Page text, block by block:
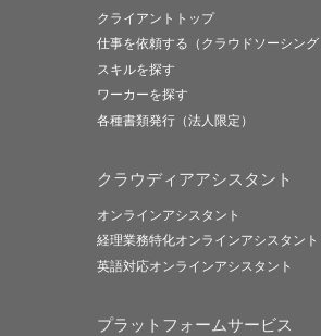
クライアントトップ
仕事を依頼する（クラウドソーシング
スキルを探す
ワーカーを探す
各種書類発行（法人限定）
クラウディアアシスタント
オンラインアシスタント
経理業務特化オンラインアシスタント
英語対応オンラインアシスタント
プラットフォームサービス